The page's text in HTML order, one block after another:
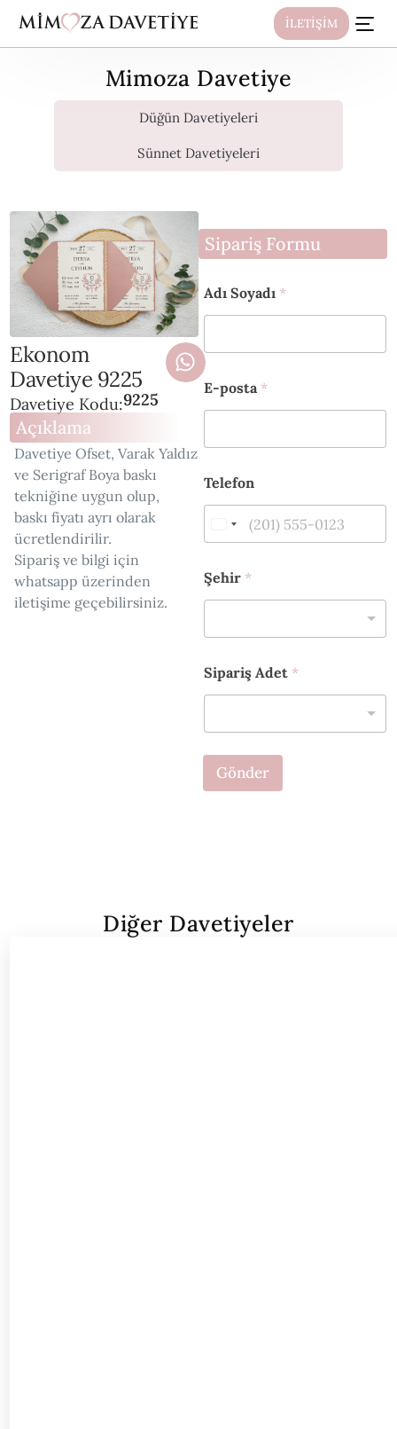
İLETİŞİM
Mimoza Davetiye
Düğün Davetiyeleri
Sünnet Davetiyeleri
Ekonom
Davetiye 9225
Davetiye Kodu:9225
Açıklama
Davetiye Ofset, Varak Yaldız
ve Serigraf Boya baskı
tekniğine uygun olup,
baskı fiyatı ayrı olarak
ücretlendirilir.
Sipariş ve bilgi için
whatsapp üzerinden
iletişime geçebilirsiniz.
Sipariş Formu
Adı Soyadı *
E-posta *
e
l
f
n
*
S
p
r
Telefon
Şehir *
Sipariş Adet *
Gönder
Diğer Davetiyeler